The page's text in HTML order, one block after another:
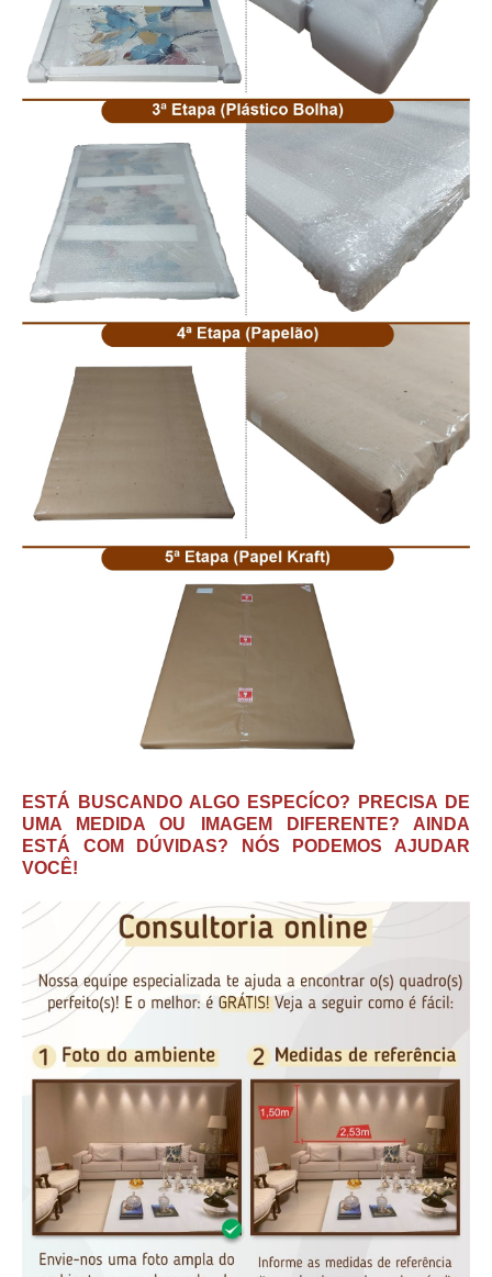
ESTÁ BUSCANDO ALGO ESPECÍCO? PRECISA DE
UMA MEDIDA OU IMAGEM DIFERENTE? AINDA
ESTÁ COM DÚVIDAS? NÓS PODEMOS AJUDAR
VOCÊ!